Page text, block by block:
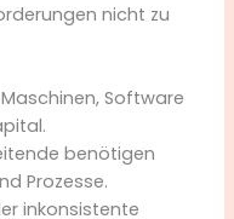
nicht zu
Software
benötigen
Prozesse.
inkonsistente